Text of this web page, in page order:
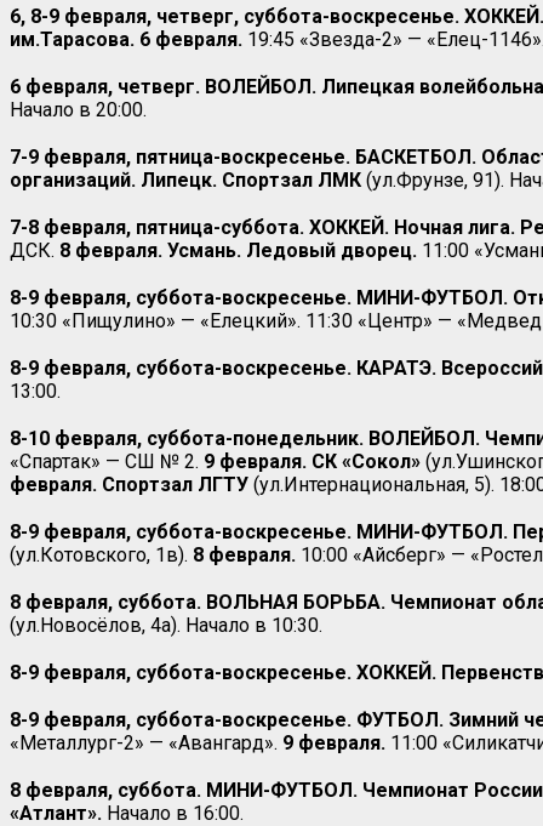
6, 8-9 февраля, четверг, суббота-воскресенье.
им.Тарасова. 6 февраля. 19:45 «Звезда-2» — «Елец-
6 февраля, четверг. ВОЛЕЙБОЛ. Липецкая
Начало в 20:00.
7-9 февраля, пятница-воскресенье. БАСКЕТБОЛ.
организаций. Липецк. Спортзал ЛМК (ул.Фрунзе, 91).
7-8 февраля, пятница-суббота. ХОККЕЙ. Ночная лига.
ДСК. 8 февраля. Усмань. Ледовый дворец. 11:00
8-9 февраля, суббота-воскресенье. МИНИ-ФУТБОЛ.
10:30 «Пищулино» — «Елецкий». 11:30 «Центр» —
8-9 февраля, суббота-воскресенье. КАРАТЭ.
13:00.
8-10 февраля, суббота-понедельник. ВОЛЕЙБОЛ.
«Спартак» — СШ № 2. 9 февраля. СК «Сокол»
февраля. Спортзал ЛГТУ (ул.Интернациональная, 5).
8-9 февраля, суббота-воскресенье. МИНИ-ФУТБОЛ.
(ул.Котовского, 1в). 8 февраля. 10:00 «Айсберг» —
8 февраля, суббота. ВОЛЬНАЯ БОРЬБА. Чемпионат
(ул.Новосёлов, 4а). Начало в 10:30.
8-9 февраля, суббота-воскресенье. ХОККЕЙ.
8-9 февраля, суббота-воскресенье. ФУТБОЛ. Зимний
«Металлург-2» — «Авангард». 9 февраля. 11:00
8 февраля, суббота. МИНИ-ФУТБОЛ. Чемпионат
«Атлант». Начало в 16:00.